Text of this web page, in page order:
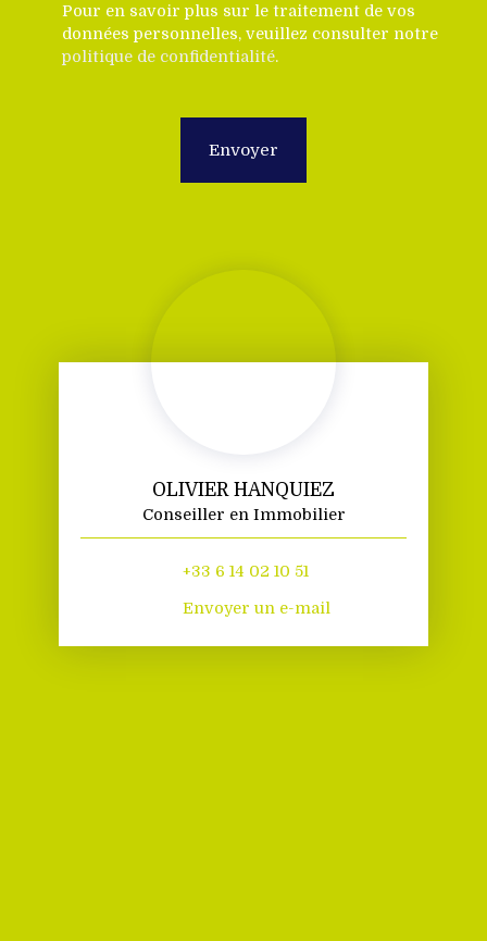
Pour en savoir plus sur le traitement de vos
données personnelles, veuillez consulter notre
politique de confidentialité.
Envoyer
OLIVIER HANQUIEZ
Conseiller en Immobilier
+33 6 14 02 10 51
Envoyer un e-mail